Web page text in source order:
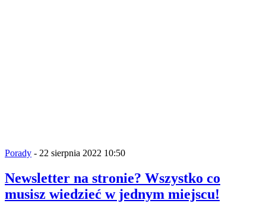
Porady - 22 sierpnia 2022 10:50
Newsletter na stronie? Wszystko co
musisz wiedzieć w jednym miejscu!